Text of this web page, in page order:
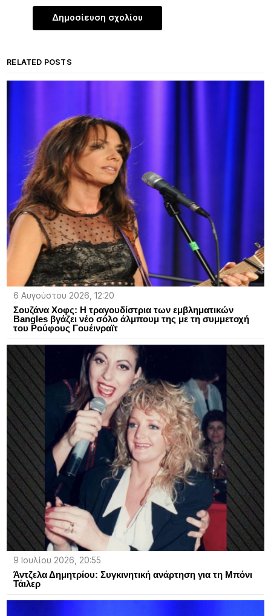
RELATED POSTS
6 Αυγούστου 2026, 12:20
Σουζάνα Χοφς: Η τραγουδίστρια των εμβληματικών
Bangles βγάζει νέο σόλο άλμπουμ της με τη συμμετοχή
του Ρούφους Γουέινραϊτ
9 Ιουλίου 2026, 20:55
Άντζελα Δημητρίου: Συγκινητική ανάρτηση για τη Μπόνι
Τάιλερ